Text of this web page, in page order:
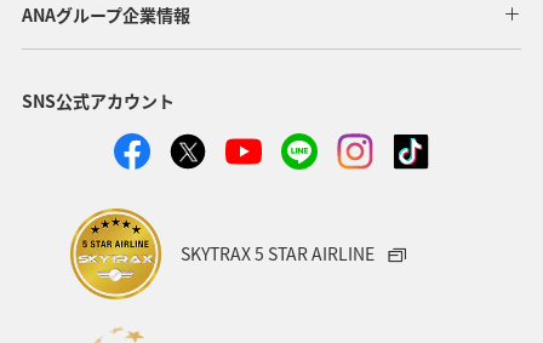
スズキ アオリイカ メジナ 冬
ANAグループ企業情報
SNS公式アカウント
SKYTRAX 5 STAR AIRLINE